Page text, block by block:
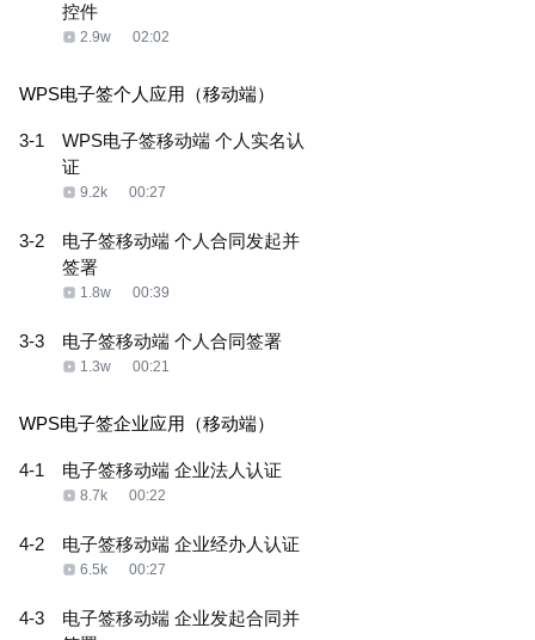
控件
2.9w 02:02
WPS电子签个人应用（移动端）
3-1
WPS电子签移动端 个人实名认
证
9.2k 00:27
3-2
电子签移动端 个人合同发起并
签署
1.8w 00:39
3-3 电子签移动端 个人合同签署
1.3w 00:21
WPS电子签企业应用（移动端）
4-1 电子签移动端 企业法人认证
8.7k 00:22
4-2 电子签移动端 企业经办人认证
6.5k 00:27
4-3
电子签移动端 企业发起合同并